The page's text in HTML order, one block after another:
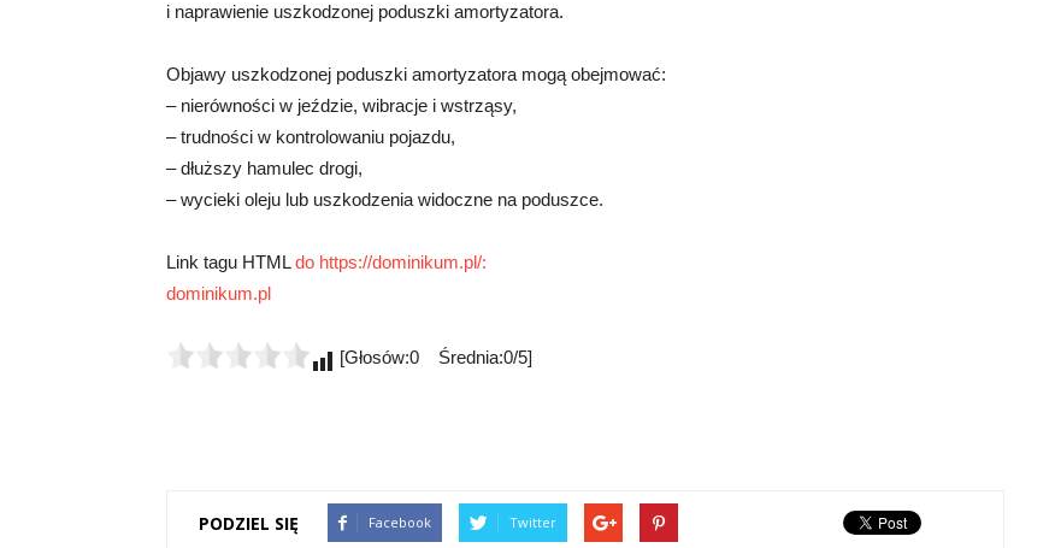
i naprawienie uszkodzonej poduszki amortyzatora.
Objawy uszkodzonej poduszki amortyzatora mogą obejmować:
– nierówności w jeździe, wibracje i wstrząsy,
– trudności w kontrolowaniu pojazdu,
– dłuższy hamulec drogi,
– wycieki oleju lub uszkodzenia widoczne na poduszce.
Link tagu HTMLdo https://dominikum.pl/:
dominikum.pl
[Głosów:0 Średnia:0/5]
PODZIEL SIĘ Facebook Twitter